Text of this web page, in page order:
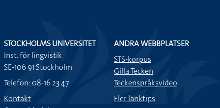
STOCKHOLMS UNIVERSITET
Inst. för lingvistik
SE-106 91 Stockholm
Telefon: 08-16 23 47
Kontakt
ANDRA WEBBPLATSER
STS-korpus
Gilla Tecken
Teckenspråksvideo
Fler länktips